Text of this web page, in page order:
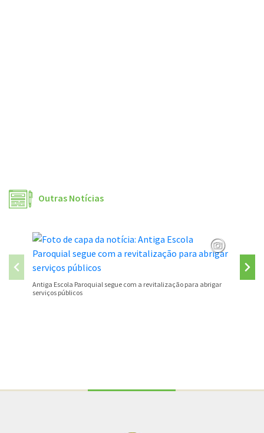
Outras Notícias
Antiga Escola Paroquial segue com a revitalização para abrigar
serviços públicos
São